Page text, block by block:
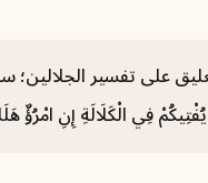
فِي الْكَلَالَةِ إِنِ